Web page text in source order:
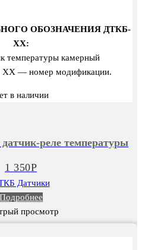
ОБОЗНАЧЕНИЯ ДТКБ-
ХХ:
температуры камерный
ХХ — номер модификации.
в наличии
реле температуры
1 350Р
Датчики
Подробнее
просмотр